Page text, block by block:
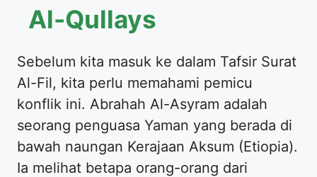
Al-Qullays
Sebelum kita masuk ke dalam Tafsir Surat
Al-Fil, kita perlu memahami pemicu
konflik ini. Abrahah Al-Asyram adalah
seorang penguasa Yaman yang berada di
bawah naungan Kerajaan Aksum (Etiopia).
Ia melihat betapa orang-orang dari